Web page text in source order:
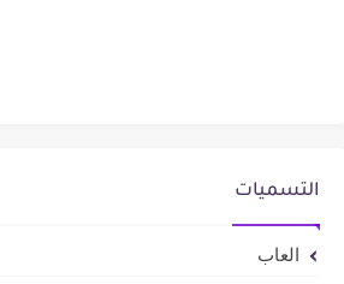
التسميات
العاب